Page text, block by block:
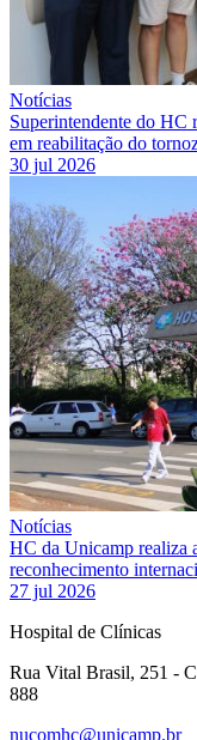
Notícias
Superintendente do HC
em reabilitação do
30 jul 2026
Notícias
HC da Unicamp realiza
reconhecimento
27 jul 2026
Hospital de Clínicas
Rua Vital Brasil, 251 -
888
nucomhc@unicamp.br